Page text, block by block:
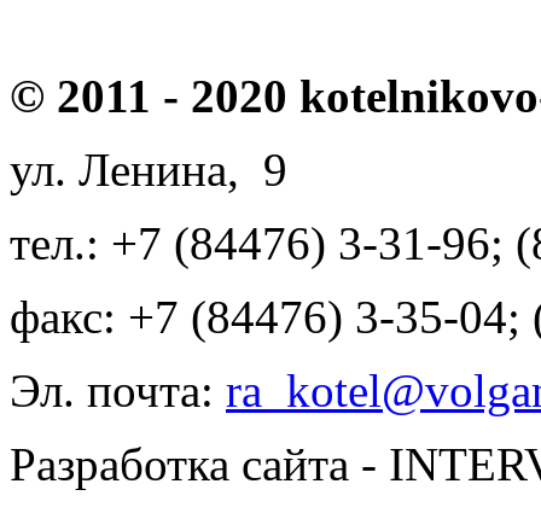
© 2011 - 2020
ул. Ленина, 9
тел.: +7 (84476) 3-31-96;
факс: +7 (84476) 3-35-04;
Эл. почта:
Разработка сайта -